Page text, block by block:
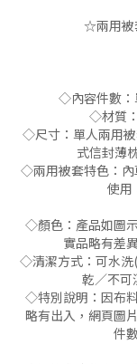
☆兩用被
◇內容件數：
◇材質
◇尺寸：單人兩用
式信封薄
◇兩用被套特色：內
使用
◇顏色：產品如圖
實品略有差
◇清潔方式：可水洗
乾／不可
◇特別說明：因布
略有出入，網頁圖
件